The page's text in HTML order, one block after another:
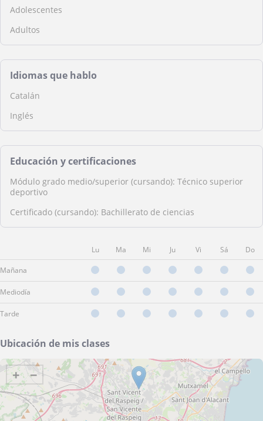
Adolescentes
Adultos
Idiomas que hablo
Catalán
Inglés
Educación y certificaciones
Módulo grado medio/superior (cursando): Técnico superior
deportivo
Certificado (cursando): Bachillerato de ciencias
Lu Ma Mi Ju Vi Sá Do
Mañana
Mediodía
Tarde
Ubicación de mis clases
+ −